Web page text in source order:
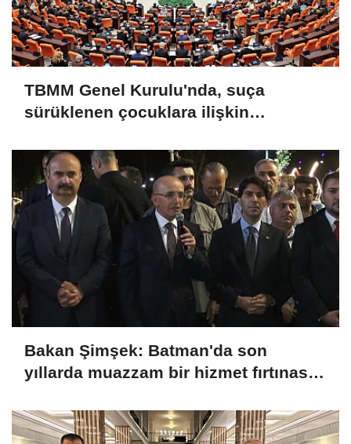
TBMM Genel Kurulu'nda, suça
sürüklenen çocuklara ilişkin
maddesi kabul edildi
Bakan Şimşek: Batman'da son
yıllarda muazzam bir hizmet fırtınası